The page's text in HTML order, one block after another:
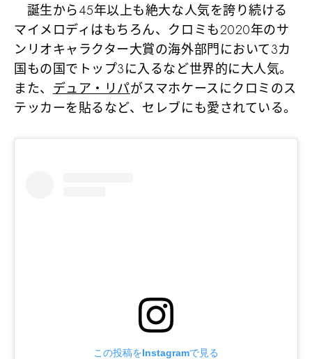
誕生から45年以上も絶大な人気を誇り続ける
マイメロディはもちろん、クロミも2020年のサ
ンリオキャラクター大賞の海外部門において3カ
国もの国でトップ3に入るなど世界的に大人気。
また、 デュア・リパがスマホケースにクロミのス
テッカーを貼るなど、セレブにも愛されている。
この投稿をInstagramで見る